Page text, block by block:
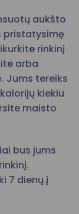
aukšto
pristatysimę
rinkinį
arba
Jums tereiks
kiekiu
maisto
bus jums
7 dienų į